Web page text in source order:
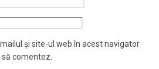
și site-ul web în acest navigator
comentez.